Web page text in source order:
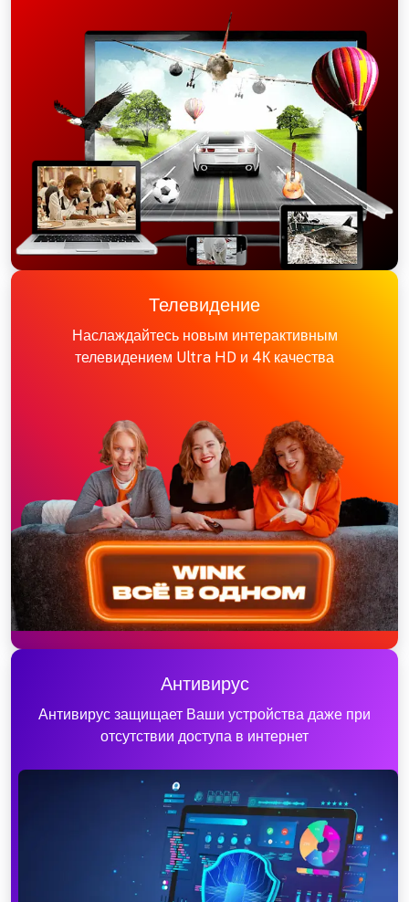
Телевидение
Наслаждайтесь новым интерактивным
телевидением Ultra HD и 4К качества
Антивирус
Антивирус защищает Ваши устройства даже при
отсутствии доступа в интернет